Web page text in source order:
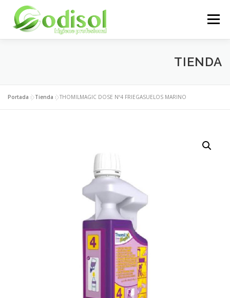
contenido
Menú
ÁREA CLIENTES CONTACTO
TIENDA
Portada »Tienda »THOMILMAGIC DOSE Nº4 FRIEGASUELOS MARINO